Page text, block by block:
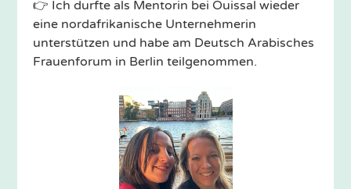
👉 Ich durfte als Mentorin bei Ouissal wieder
eine nordafrikanische Unternehmerin
unterstützen und habe am Deutsch Arabisches
Frauenforum in Berlin teilgenommen.